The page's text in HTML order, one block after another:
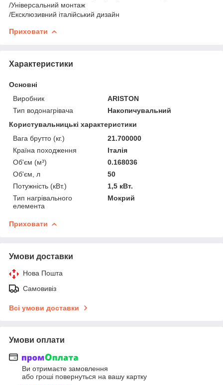
/Універсальний монтаж
/Ексклюзивний італійський дизайн
Приховати
Характеристики
Основні
Виробник
ARISTON
Тип водонагрівача
Накопичувальний
Користувальницькі характеристики
Вага брутто (кг.)
21.700000
Країна походження
Італія
Об'єм (м³)
0.168036
Об'єм, л
50
Потужність (кВт.)
1,5 кВт.
Тип нагрівального
елемента
Мокрий
Приховати
Умови доставки
Нова Пошта
Самовивіз
Всі умови доставки
Умови оплати
Ви отримаєте замовлення
або гроші повернуться на вашу картку